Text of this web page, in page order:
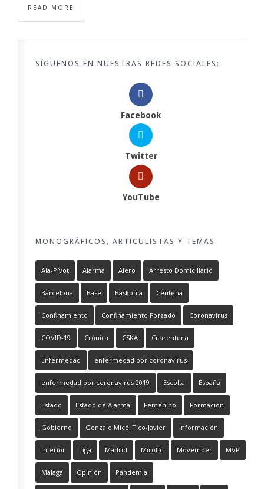
READ MORE
SÍGUENOS EN NUESTRAS REDES SOCIALES:
Facebook
Twitter
YouTube
MONOGRÁFICOS, ARTICULISTAS Y TEMAS
Ala-Pívot Alarma Alero Arresto Domiciliario
Barcelona Base Baskonia Centena
Confinamiento Confinamiento Forzado Coronavirus
COVID-19 Crónica CSKA Cuarentena
Enfermedad enfermedad por coronavirus
enfermedad por coronavirus 2019 Escolta España
Estado Estado de Alarma Femenino Formación
Gobierno Gonzalo Micó_Tico-Javier Información
Interior Liga Madrid Mirotic Movember MVP
Málaga Opinión Pandemia